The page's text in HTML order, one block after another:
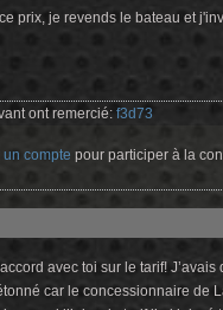
prix, je revends le bateau et
ont remercié: f3d73
compte pour participer à la
avec toi sur le tarif!
car le concessionnaire de